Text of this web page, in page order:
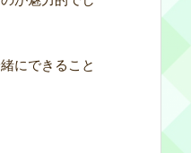
にできること